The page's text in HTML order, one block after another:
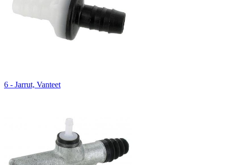
6 - Jarrut, Vanteet